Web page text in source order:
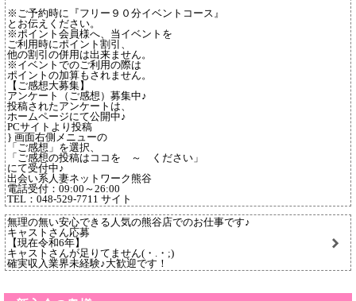
※ご予約時に『フリー９０分イベントコース』
とお伝えください。
※ポイント会員様へ、当イベントを
ご利用時にポイント割引、
他の割引の併用は出来ません。
※イベントでのご利用の際は
ポイントの加算もされません。
【ご感想大募集】
アンケート（ご感想）募集中♪
投稿されたアンケートは、
ホームページにて公開中♪
PCサイトより投稿
} 画面右側メニューの
「ご感想」を選択、
「ご感想の投稿はココを ～ ください」
にて受付中♪
出会い系人妻ネットワーク熊谷
電話受付：09:00～26:00
TEL：048-529-7711 サイト
無理の無い安心できる人気の熊谷店でのお仕事です♪
キャストさん応募
【現在令和6年】
キャストさんが足りてません(・.・;)
確実収入業界未経験♪大歓迎です！